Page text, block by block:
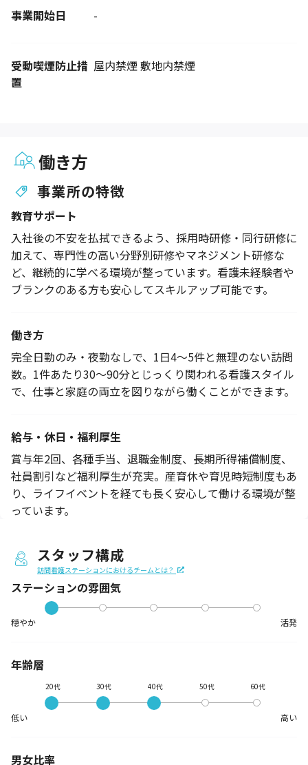
事業開始日 -
受動喫煙防止措
置
屋内禁煙 敷地内禁煙
働き方
事業所の特徴
教育サポート
入社後の不安を払拭できるよう、採用時研修・同行研修に
加えて、専門性の高い分野別研修やマネジメント研修な
ど、継続的に学べる環境が整っています。看護未経験者や
ブランクのある方も安心してスキルアップ可能です。
働き方
完全日勤のみ・夜勤なしで、1日4〜5件と無理のない訪問
数。1件あたり30〜90分とじっくり関われる看護スタイル
で、仕事と家庭の両立を図りながら働くことができます。
給与・休日・福利厚生
賞与年2回、各種手当、退職金制度、長期所得補償制度、
社員割引など福利厚生が充実。産育休や育児時短制度もあ
り、ライフイベントを経ても長く安心して働ける環境が整
っています。
スタッフ構成
訪問看護ステーションにおけるチームとは？
ステーションの雰囲気
穏やか 活発
年齢層
低い
20代 30代 40代 50代 60代
高い
男女比率